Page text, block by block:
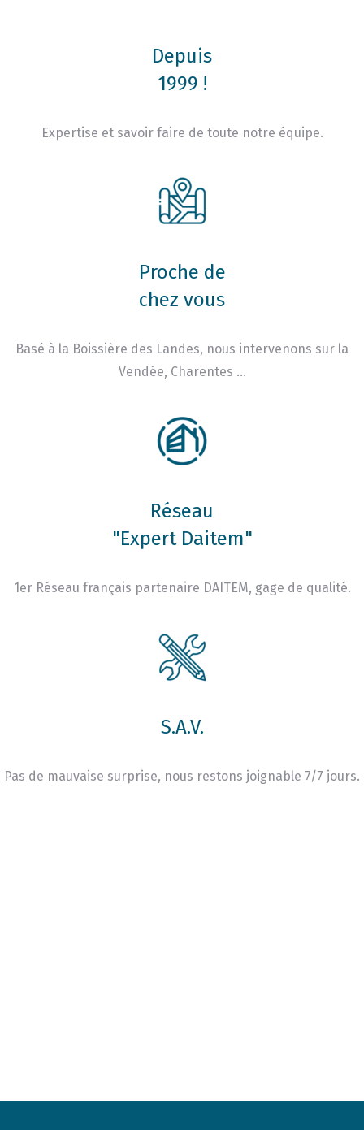
Depuis
1999 !
Expertise et savoir faire de toute notre équipe.
Proche de
chez vous
Basé à la Boissière des Landes, nous intervenons sur la
Vendée, Charentes …
Réseau
"Expert Daitem"
1er Réseau français partenaire DAITEM, gage de qualité.
S.A.V.
Pas de mauvaise surprise, nous restons joignable 7/7 jours.